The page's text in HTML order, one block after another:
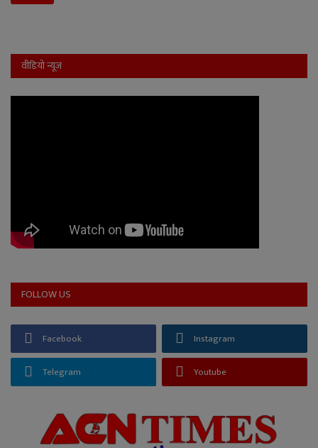
वीडियो न्यूज
FOLLOW US
Facebook Instagram
Telegram Youtube